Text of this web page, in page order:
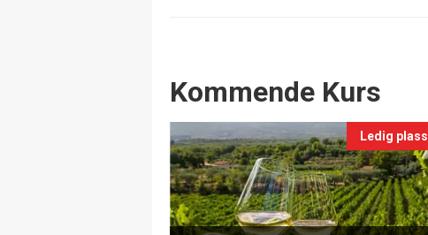
Events
Kommende Kurs
Ledig plass